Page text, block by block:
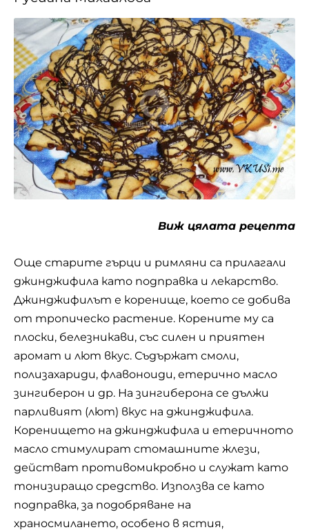
Още старите гърци и римляни са прилагали
джинджифила като подправка и лекарство.
Джинджифилът е коренище, което се добива
от тропическо растение. Корените му са
плоски, белезникави, със силен и приятен
аромат и лют вкус. Съдържат смоли,
полизахариди, флавоноиди, етерично масло
зингиберон и др. На зингиберона се дължи
парливият (лют) вкус на джинджифила.
Коренището на джинджифила и етеричното
масло стимулират стомашните жлези,
тонизиращо средство. Използва се като
храносмилането, особено в ястия,
съдържащи повече целулоза. За лечебни цели
джинджифиловото коренище се поставя в
билкови чайове.
7. Оригинална испанска сангрия
Виж цялата рецепта
Вариантите на приготвяне на
традиционния испански коктейл сангрия са
толкова, колкото плодове, добро вино и
аромати на спиртни напитки има по земята.